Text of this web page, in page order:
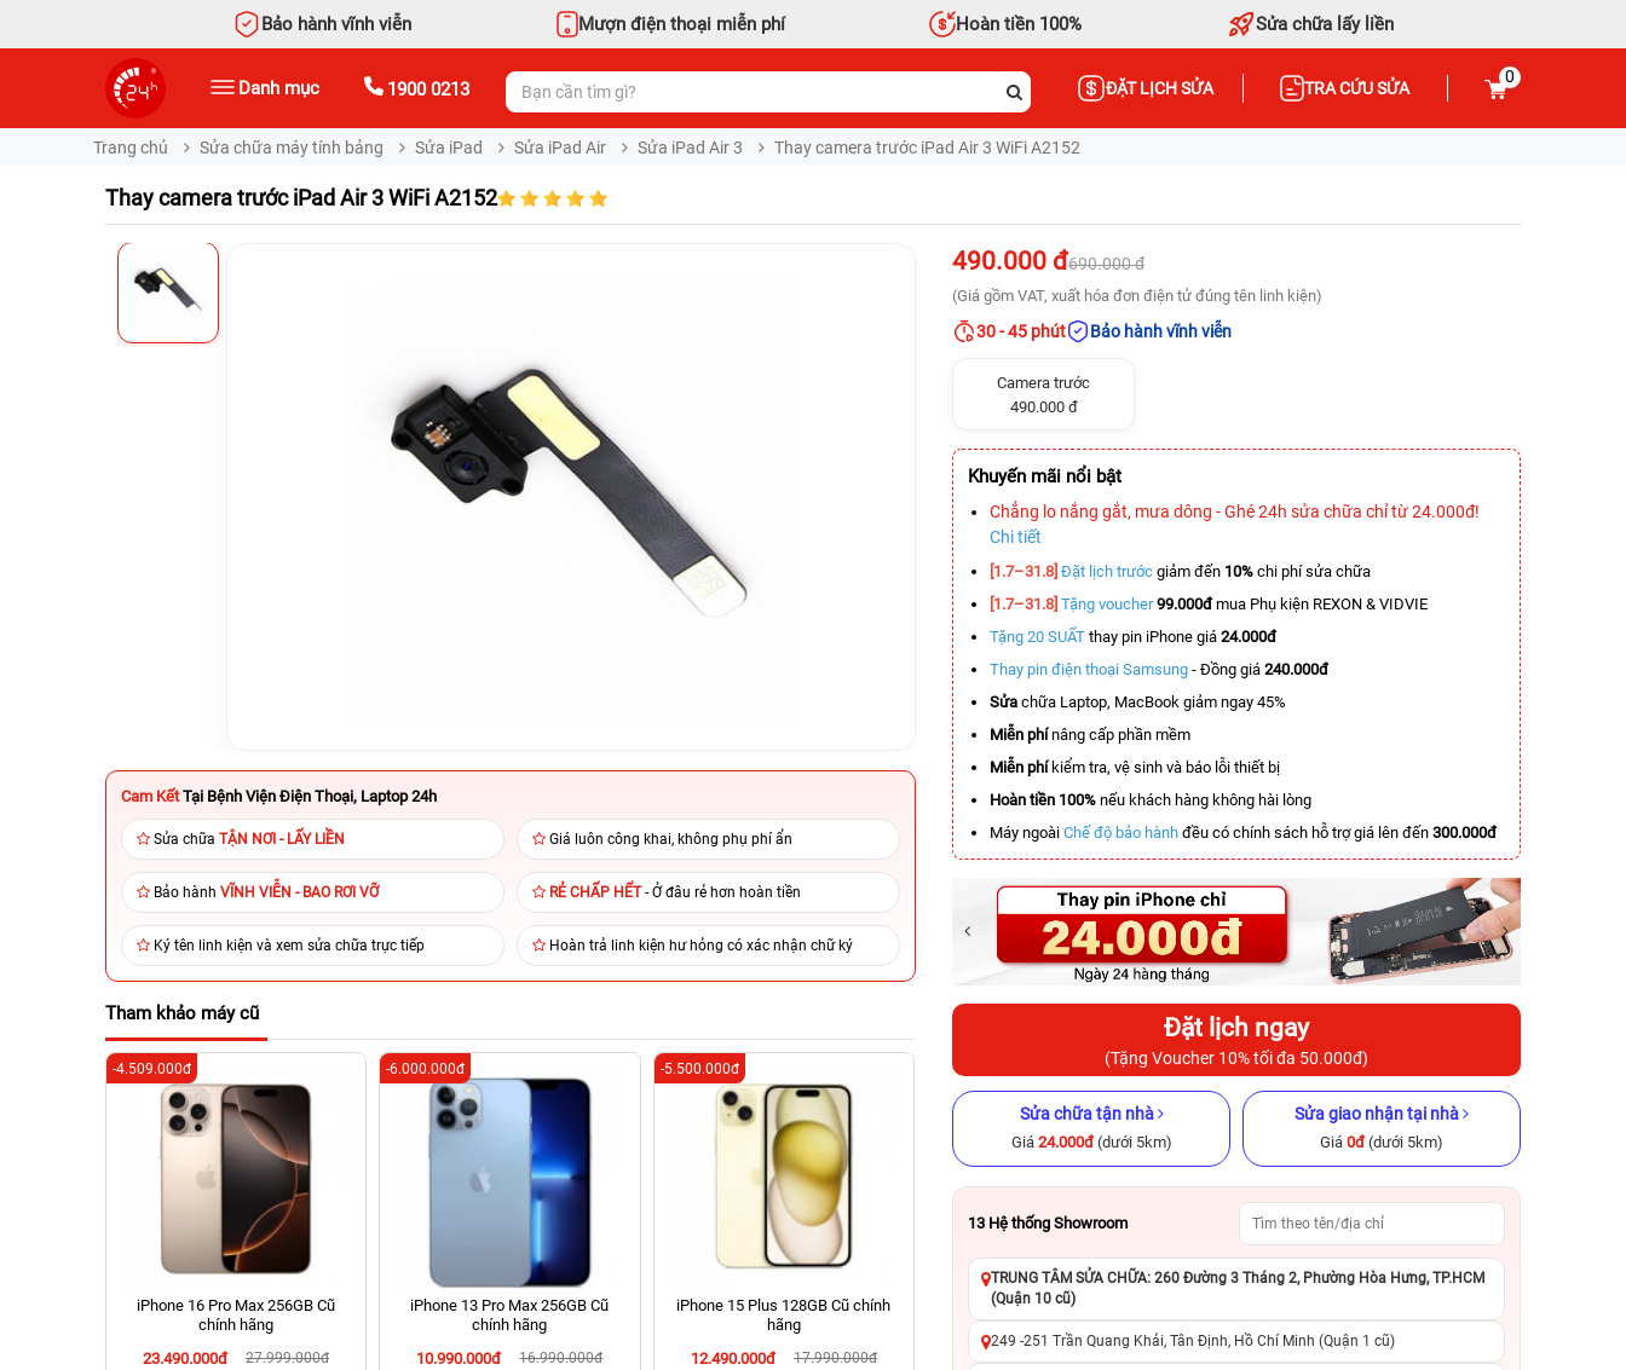
Bảo hành vĩnh viễn Mượn điện thoại miễn phí Hoàn tiền 100% Sửa chữa lấy liền
Danh mục 1900 0213 ĐẶT LỊCH SỬA TRA CỨU SỬA
0
Trang chủ Sửa chữa máy tính bảng Sửa iPad Sửa iPad Air Sửa iPad Air 3 Thay camera trước iPad Air 3 WiFi A2152
Thay camera trước iPad Air 3 WiFi A2152
Cam Kết Tại Bệnh Viện Điện Thoại, Laptop 24h
Sửa chữa TẬN NƠI - LẤY LIỀN Giá luôn công khai, không phụ phí ẩn
Bảo hành VĨNH VIỄN - BAO RƠI VỠ RẺ CHẤP HẾT- Ở đâu rẻ hơn hoàn tiền
Ký tên linh kiện và xem sửa chữa trực tiếp Hoàn trả linh kiện hư hỏng có xác nhận chữ ký
Tham khảo máy cũ
iPhone 16 Pro Max 256GB Cũ
chính hãng
23.490.000đ
27.999.000đ
-4.509.000đ
iPhone 13 Pro Max 256GB Cũ
chính hãng
10.990.000đ
16.990.000đ
-6.000.000đ
iPhone 15 Plus 128GB Cũ chính
hãng
12.490.000đ
17.990.000đ
-5.500.000đ
iPhone 15 Pro Max 256GB Cũ
chính hãng
17.490.000đ
23.990.000đ
-6.500.000đ
hãng
2.590.000đ
8.290.000đ
-5.700.000đ -6.000.000đ
490.000 đ690.000 đ
(Giá gồm VAT, xuất hóa đơn điện tử đúng tên linh kiện)
30 - 45 phút Bảo hành vĩnh viễn
Camera trước
490.000 đ
Khuyến mãi nổi bật
Chẳng lo nắng gắt, mưa dông - Ghé 24h sửa chữa chỉ từ 24.000đ!
Chi tiết
[1.7–31.8] Đặt lịch trước giảm đến 10% chi phí sửa chữa
[1.7–31.8] Tặng voucher 99.000đmua Phụ kiện REXON & VIDVIE
Tặng 20 SUẤT thay pin iPhone giá 24.000đ
Thay pin điện thoại Samsung - Đồng giá 240.000đ
Sửa chữa Laptop, MacBook giảm ngay 45%
Miễn phínâng cấp phần mềm
Miễn phíkiểm tra, vệ sinh và báo lỗi thiết bị
Hoàn tiền 100% nếu khách hàng không hài lòng
Máy ngoài Chế độ bảo hành đều có chính sách hỗ trợ giá lên đến 300.000đ
Đặt lịch ngay
(Tặng Voucher 10% tối đa 50.000đ)
Sửa chữa tận nhà
Giá 24.000đ(dưới 5km)
Sửa giao nhận tại nhà
Giá 0đ(dưới 5km)
13 Hệ thống Showroom
TRUNG TÂM SỬA CHỮA: 260 Đường 3 Tháng 2, Phường Hòa Hưng, TP.HCM
(Quận 10 cũ)
249 -251 Trần Quang Khải, Tân Định, Hồ Chí Minh (Quận 1 cũ)